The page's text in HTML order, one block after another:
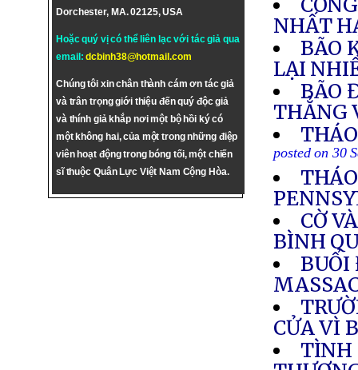
Dorchester, MA. 02125, USA
Hoặc quý vị có thể liên lạc với tác giả qua
email:dcbinh38@hotmail.com
Chúng tôi xin chân thành cám ơn tác giả
và trân trọng giới thiệu đến quý độc giả
và thính giả khắp nơi một bộ hồi ký có
một không hai, của một trong những điệp
viên hoạt động trong bóng tối, một chiến
sĩ thuộc Quân Lực Việt Nam Cộng Hòa.
NHẤT
BÃO
LẠI
BÃO
THẲNG
posted on 30
CỜ
BÌNH
BUỔI
CỬA VÌ
TÌNH